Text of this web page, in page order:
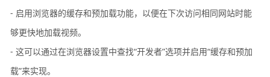
- 启用浏览器的缓存和预加载功能，以便在下次访问相同网站时能
够更快地加载视频。
- 这可以通过在浏览器设置中查找“开发者”选项并启用“缓存和预加
载”来实现。